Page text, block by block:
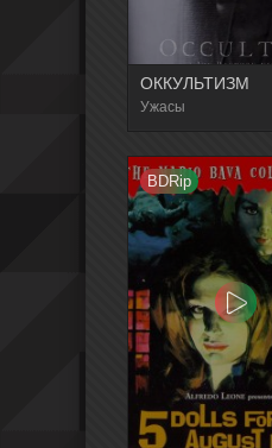
ОККУЛЬТИЗМ
Ужасы
BDRip